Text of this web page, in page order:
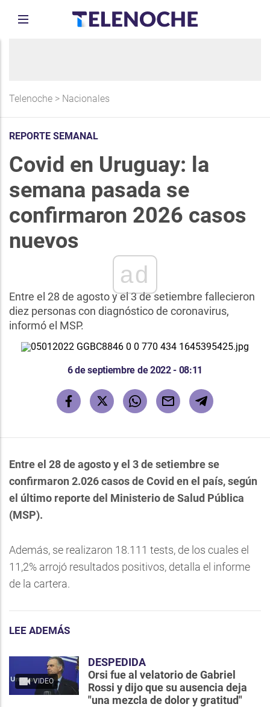
Telenoche > Nacionales
REPORTE SEMANAL
Covid en Uruguay: la
semana pasada se
confirmaron 2026 casos
nuevos
ad
Entre el 28 de agosto y el 3 de setiembre fallecieron
diez personas con diagnóstico de coronavirus,
informó el MSP.
6 de septiembre de 2022 - 08:11
Entre el 28 de agosto y el 3 de setiembre se
confirmaron 2.026 casos de Covid en el país, según
el último reporte del Ministerio de Salud Pública
(MSP).
Además, se realizaron 18.111 tests, de los cuales el
11,2% arrojó resultados positivos, detalla el informe
de la cartera.
LEE ADEMÁS
VIDEO
DESPEDIDA
Orsi fue al velatorio de Gabriel
Rossi y dijo que su ausencia deja
"una mezcla de dolor y gratitud"